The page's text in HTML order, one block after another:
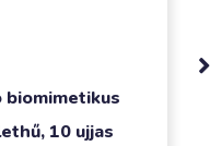
biomimetikus
10 ujjas